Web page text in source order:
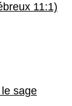
11:1)
sage